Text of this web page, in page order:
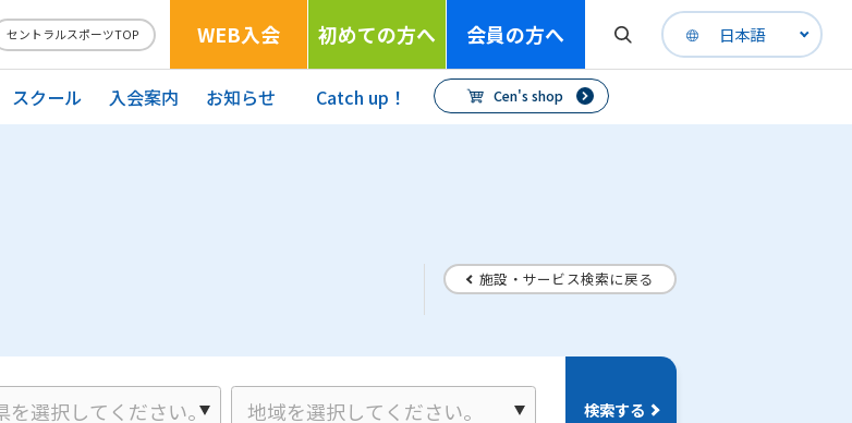
セントラルスポーツTOP WEB入会 初めての方へ 会員の方へ 日本語
スクール 入会案内 お知らせ Catch up！ Cen's shop
施設・サービス検索に戻る
検索する